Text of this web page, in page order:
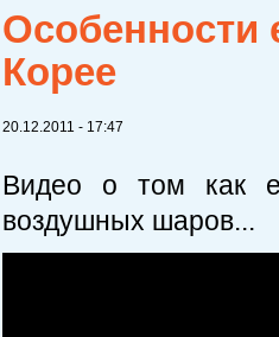
Особенности
Корее
20.12.2011 - 17:47
Видео о том как
воздушных шаров...